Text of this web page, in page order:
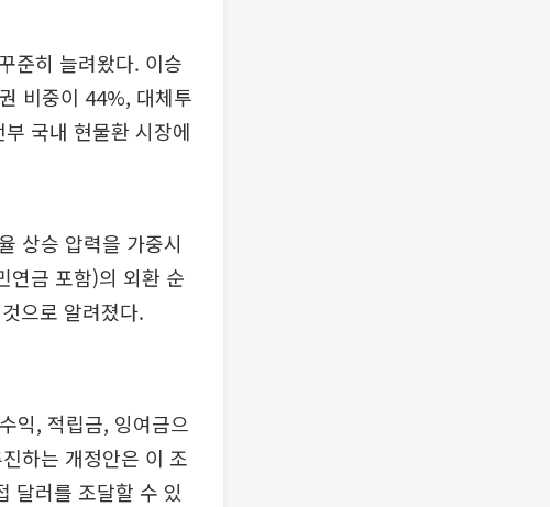
준히 늘려왔다. 이승
비중이 44%, 대체투
국내 현물환 시장에
상승 압력을 가중시
연금 포함)의 외환 순
으로 알려졌다.
익, 적립금, 잉여금으
하는 개정안은 이 조
달러를 조달할 수 있